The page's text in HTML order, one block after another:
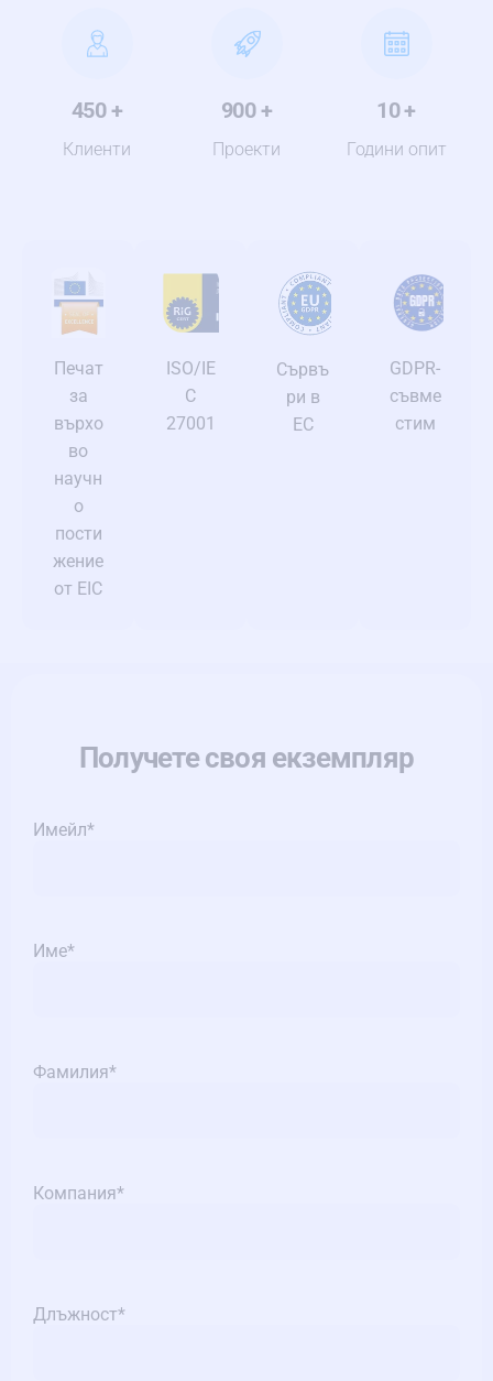
450+
Клиенти
900+
Проекти
10+
Години опит
Печат
за
върхо
во
научн
о
пости
жение
от EIC
ISO/IE
C
27001
Сървъ
ри в
ЕС
GDPR-
съвме
стим
Получете своя екземпляр
Имейл*
Име*
Фамилия*
Компания*
Длъжност*